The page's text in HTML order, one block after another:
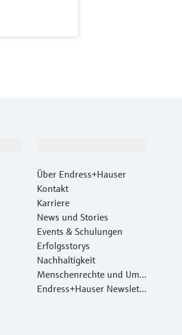
Über Endress+Hauser
Kontakt
Karriere
News und Stories
Events & Schulungen
Erfolgsstorys
Nachhaltigkeit
Menschenrechte und Umw
eltschutz
Endress+Hauser Newslett